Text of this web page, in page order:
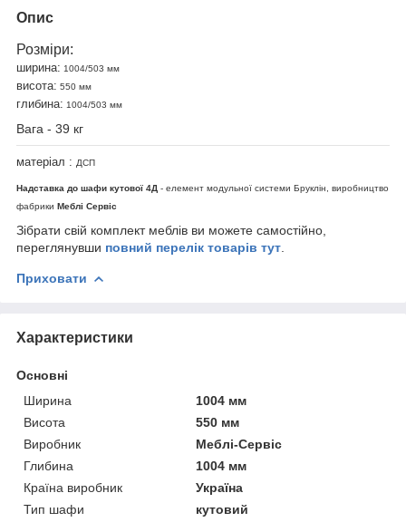
Опис
Розміри:
ширина: 1004/503 мм
висота: 550 мм
глибина: 1004/503 мм
Вага - 39 кг
матеріал : ДСП
Надставка до шафи кутової 4Д - елемент модульної системи Бруклін , виробництво
фабрики Меблі Сервіс
Зібрати свій комплект меблів ви можете самостійно,
переглянувши повний перелік товарів тут
Приховати
Характеристики
Основні
Ширина
1004 мм
Висота
550 мм
Виробник
Меблі-Сервіс
Глибина
1004 мм
Країна виробник
Україна
Тип шафи
кутовий